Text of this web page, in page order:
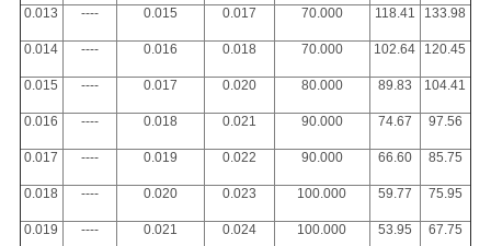
0.013 ---- 0.015 0.017 70.000 118.41 133.98
0.014 ---- 0.016 0.018 70.000 102.64 120.45
0.015 ---- 0.017 0.020 80.000 89.83 104.41
0.016 ---- 0.018 0.021 90.000 74.67 97.56
0.017 ---- 0.019 0.022 90.000 66.60 85.75
0.018 ---- 0.020 0.023 100.000 59.77 75.95
0.019 ---- 0.021 0.024 100.000 53.95 67.75